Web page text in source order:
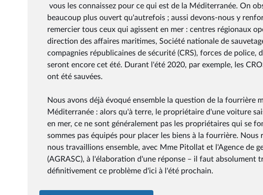
vous les connaissez pour ce qui est de la Méditerranée. On
beaucoup plus ouvert qu'autrefois ; aussi devons-nous y
remercier tous ceux qui agissent en mer : centres régionaux
direction des affaires maritimes, Société nationale de
compagnies républicaines de sécurité (CRS), forces de
seront encore cet été. Durant l'été 2020, par exemple, les
ont été sauvées.
Nous avons déjà évoqué ensemble la question de la
Méditerranée : alors qu'à terre, le propriétaire d'une voiture
en mer, ce ne sont généralement pas les propriétaires qui se
sommes pas équipés pour placer les biens à la fourrière.
nous travaillions ensemble, avec Mme Pitollat et l'Agence de
(AGRASC), à l'élaboration d'une réponse – il faut absolument
définitivement ce problème d'ici à l'été prochain.